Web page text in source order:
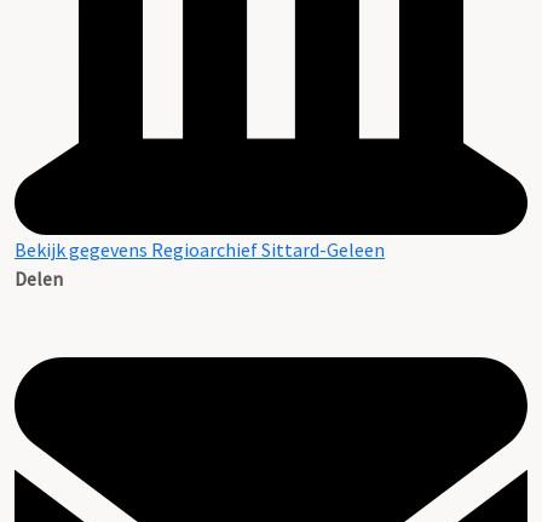
Bekijk gegevens Regioarchief Sittard-Geleen
Delen